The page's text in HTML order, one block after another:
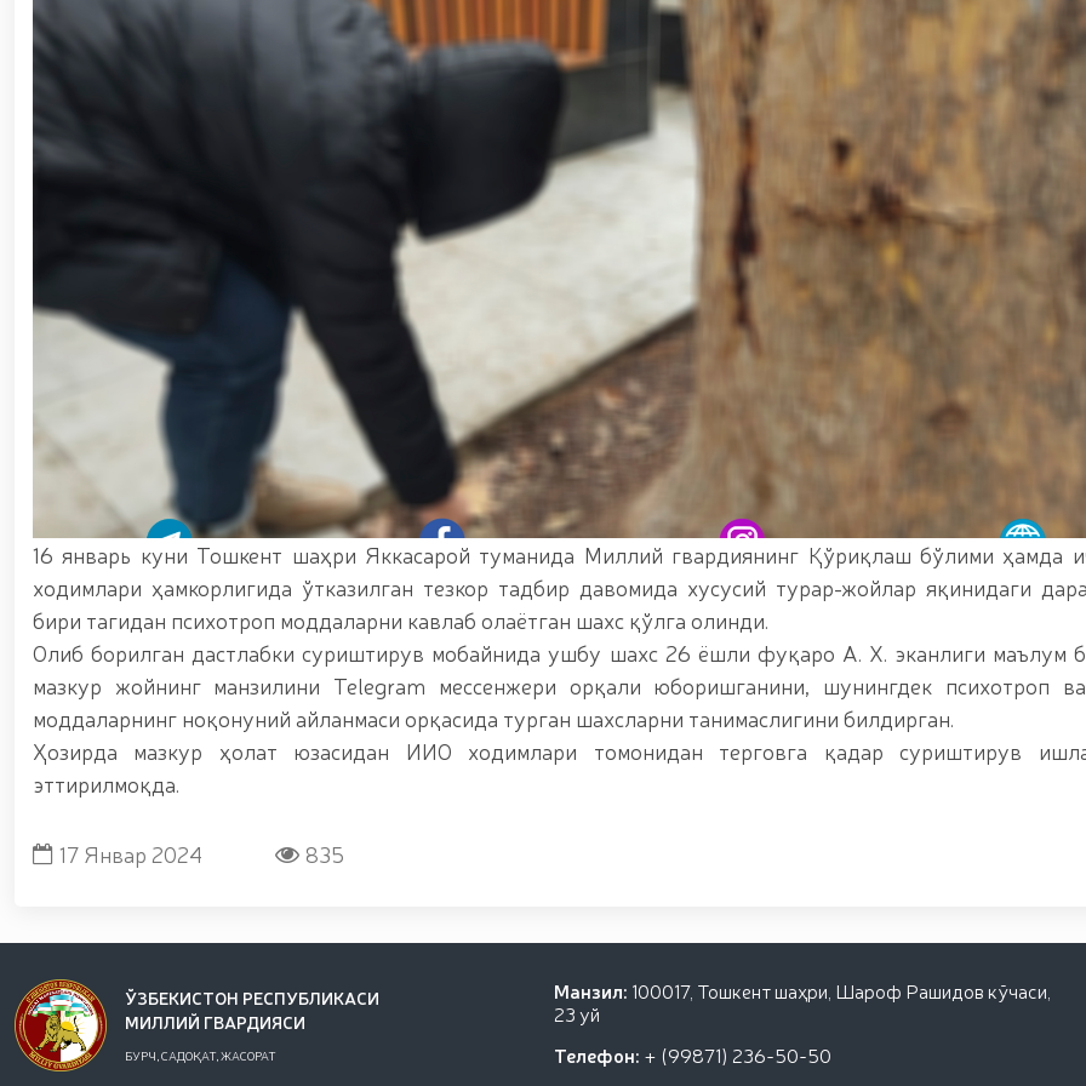
– миллий ғурур ва ватанпарварлик манбаи // Генерал-полковник B.Tashmatov Тошкент
яқиндан танишди. //Миллий гвардия қўмондони, генерал-полковник B.Tashmatov Сирдарё ва
“Ҳарбий таълим тизимида илм-фан ва педагогик технологияларни ривожлантириш
конференцияси ташкил этилди. // Миллий гвардия қўмондони генерал-полковник B.Tashmatov
оширди. // Самарқанд ва Бухоро вилояталарида хавфсиз муҳитни яратиш ва жамоат хавфсизлигини
оширилди. // Ёшлар сиёсатига оид устувор вазифалар доимий эътиборда. // Миллий гвардия
ҳуқуқни муҳофаза қилиш органларининг Қўл жанги федерацияси раиси этиб сайланди. // Миллий
жисмоний ва маънавий тайёргарлигини мустаҳкамлаш ҳамда замон талабларига мос
Тизим фидойилари ҳурмат ва эҳтиром билан нафақага кузатилди. // “Китобхон ҳарбий оилалар”
Ватанпарварлик ойлиги доирасидаги тадбирлар / / Тошкентда қидирувда бўлган шахс қўлга
Қуролли Кучларимиз ташкил этилганининг 34 йиллиги ва 14 январь – Ватан ҳимоячилари куни
ўтказилди / / Миллий гвардия қўмондонининг Ўзбекистон Республикаси Қуролли Кучлари ташкил
муносабати билан байрам табриги / / Ўзбекистон Республикаси Қуролли Кучлари ташкил
куни муносабати билан гвардиячилар хизмат бурчини бажариш чоғида қаҳрамонларча ҳалок
Марказий девони ҳудудида бунёд этилган ёдгорлик мажмуаси пойига гул қўйишиб, уларнинг
Республикаси Президентининг “Ўзбекистон Республикаси Қуролли Кучлари ташкил этилганининг 34
билан ҳарбий хизматчилар ва ҳуқуқни муҳофаза қилиш органлари ходимларидан бир гуруҳини
Шавкат Мирзиёев Хавфсизлик кенгашининг кенгайтирилган йиғилишини ўтказди / / Президент
барпо этилган йирик қувватли когенерация маркази фаолияти билан танишди (https://
маданият ва туризмнинг йирик марказига айланиб бораётган Тошкент (https://t.me/
андозаси асосида янада ривожлантирилади / / Маънавий-маърифий семинар-тренинг ўтказилди / /
томонидан (ҳттпс://телегра.пҳ/Қорақалпог%СА%ББистон-Республикасида-гвардиячилари-
ноқонуний-равишда-олиб-кетаётган-12-16), Қизил китобга киритилган ўсимликни ноқонуний
шаҳрида гвардиячилар томонидан сертификатланмаган пиротехника воситалари (https://
sertifikatlanmagan-pirotexnika-buyumlari-olib-qoyildi-12-15) олиб қўйилди / / Фарғона вилоятида
(https://telegra.ph/Fargona-viloyatida-pirotexnika-buyumlarining-noqonuniy-muomalasiga-chek-
Ихтисослаштирилган ўқув марказида навбатдаги тингловчилар учун сертификат топшириш
мажмуасида “Ўзбекистон отлари” нуфузли кўргазмаси юқори савияда бўлиб ўтди. // Миллий
кириш истагини билдирган номзодларни саралаб олиш жараёнлари давом этмоқда / / Давлатимиз
чиқиш борасида олимпия ва паралимпия ҳаракати йўналишида белгилаб берган вазифалари
раислигида, камондан (паракамондан) отиш мураббийлари иштирокидаги Конференция
бошқармаси аёл ҳарбий хизматчилари Ҳуқуқни муҳофаза қилувчи органлар ходималари ўртасида
биринчи ўринни эгаллашди / / Олий Мажлис Сенатининг қўмита раиси ва Миллий гвардия Жамоат
кўргазмали машғулот ташкил этилди / / Миллий гвардия Тошкент минтақавий ўқув марказида
аппаратларини қўллаш истиқболлари” мавзусида Республика илмий-амалий семинари ўтказилди /
16 январь куни Тошкент шаҳри Яккасарой туманида Миллий гвардиянинг Қўриқлаш бўлими ҳамда
ходимлари ҳамкорлигида ўтказилган тезкор тадбир давомида хусусий турар-жойлар яқинидаги
бири тагидан психотроп моддаларни кавлаб олаётган шахс қўлга олинди.
Олиб борилган дастлабки суриштирув мобайнида ушбу шахс 26 ёшли фуқаро А. Х. эканлиги маълум
мазкур жойнинг манзилини Telegram мессенжери орқали юборишганини, шунингдек психотроп
моддаларнинг ноқонуний айланмаси орқасида турган шахсларни танимаслигини билдирган.
Ҳозирда мазкур ҳолат юзасидан ИИО ходимлари томонидан терговга қадар суриштирув
эттирилмоқда.
17 Январ 2024 835
ЎЗБЕКИСТОН РЕСПУБЛИКАСИ
МИЛЛИЙ ГВАРДИЯСИ
БУРЧ, САДОҚАТ, ЖАСОРАТ
Манзил: 100017, Тошкент шаҳри, Шароф Рашидов кўчаси,
23 уй
Телефон: + (99871) 236-50-50